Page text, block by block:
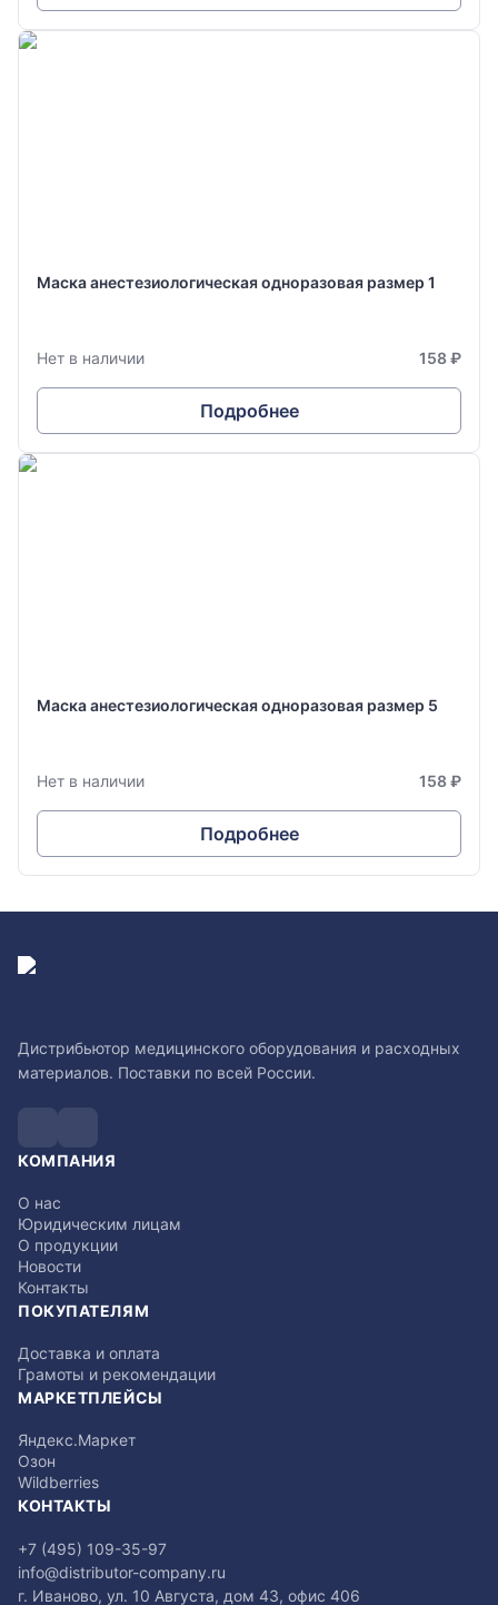
Маска анестезиологическая одноразовая размер 1
Нет в наличии 158 ₽
Подробнее
Маска анестезиологическая одноразовая размер 5
Нет в наличии 158 ₽
Подробнее
Дистрибьютор медицинского оборудования и расходных
материалов. Поставки по всей России.
КОМПАНИЯ
О нас
Юридическим лицам
О продукции
Новости
Контакты
ПОКУПАТЕЛЯМ
Доставка и оплата
Грамоты и рекомендации
МАРКЕТПЛЕЙСЫ
Яндекс.Маркет
Озон
Wildberries
КОНТАКТЫ
+7 (495) 109-35-97
info@distributor-company.ru
г. Иваново, ул. 10 Августа, дом 43, офис 406